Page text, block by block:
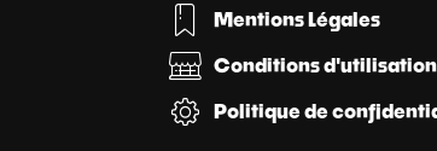
Mentions Légales
Conditions d'utilisation
Politique de